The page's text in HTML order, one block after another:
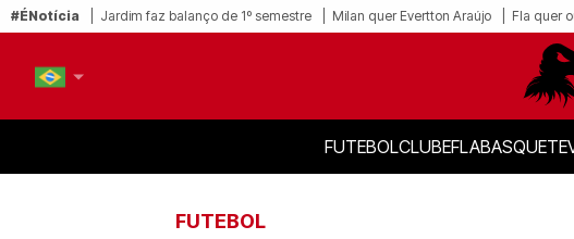
#ÉNotícia Jardim faz balanço de 1º semestre Milan quer Evertton Araújo Fla quer
FUTEBOLCLUBEFLABASQUETE
FUTEBOL